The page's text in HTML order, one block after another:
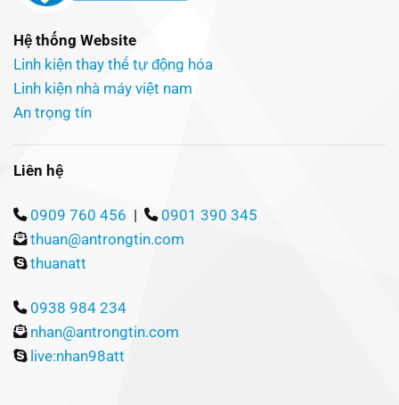
Hệ thống Website
Linh kiện thay thế tự động hóa
Linh kiện nhà máy việt nam
An trọng tín
Liên hệ
0909 760 456 |
0901 390 345
thuan@antrongtin.com
thuanatt
0938 984 234
nhan@antrongtin.com
live:nhan98att